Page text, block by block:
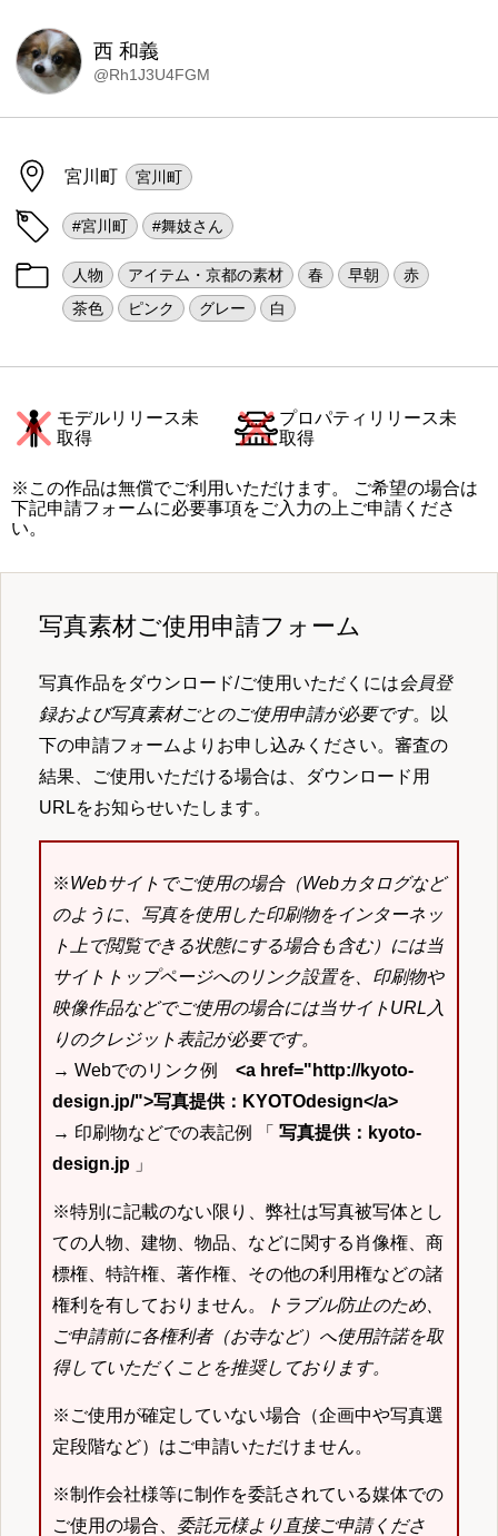
西 和義
@Rh1J3U4FGM
宮川町 宮川町
#宮川町 #舞妓さん
人物 アイテム・京都の素材 春 早朝
赤
茶色
ピンク グレー 白
モデルリリース未
取得
プロパティリリース未
取得
※この作品は無償でご利用いただけます。 ご希望の場合は
下記申請フォームに必要事項をご入力の上ご申請くださ
い。
写真素材ご使用申請フォーム
写真作品をダウンロード/ご使用いただくには会員登
録および写真素材ごとのご使用申請が必要です。以
下の申請フォームよりお申し込みください。審査の
結果、ご使用いただける場合は、ダウンロード用
URLをお知らせいたします。
※Webサイトでご使用の場合（Webカタログなど
のように、写真を使用した印刷物をインターネッ
ト上で閲覧できる状態にする場合も含む）には当
サイトトップページへのリンク設置を、印刷物や
映像作品などでご使用の場合には当サイトURL入
りのクレジット表記が必要です。
→ Webでのリンク例 <a href="http://kyoto-
design.jp/">写真提供：KYOTOdesign</a>
→ 印刷物などでの表記例 「 写真提供：kyoto-
design.jp 」
※特別に記載のない限り、弊社は写真被写体とし
ての人物、建物、物品、などに関する肖像権、商
標権、特許権、著作権、その他の利用権などの諸
権利を有しておりません。
トラブル防止のため、
ご申請前に各権利者（お寺など）へ使用許諾を取
得していただくことを推奨しております。
※ご使用が確定していない場合（企画中や写真選
定段階など）はご申請いただけません。
※制作会社様等に制作を委託されている媒体での
ご使用の場合、 委託元様より直接ご申請くださ